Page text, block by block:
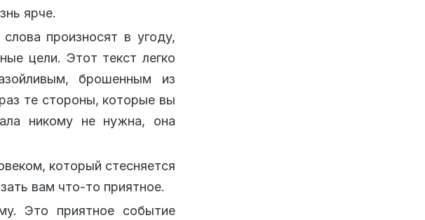
ярче.
произносят в угоду,
цели. Этот текст легко
брошенным из
те стороны, которые вы
никому не нужна, она
который стесняется
вам что-то приятное.
Это приятное событие